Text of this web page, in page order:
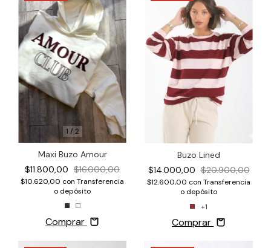
1 / 2
Maxi Buzo Amour
$11.800,00 $16.000,00
$10.620,00 con Transferencia
o depósito
Comprar
Buzo Lined
$14.000,00 $20.900,00
$12.600,00 con Transferencia
o depósito
+1
Comprar